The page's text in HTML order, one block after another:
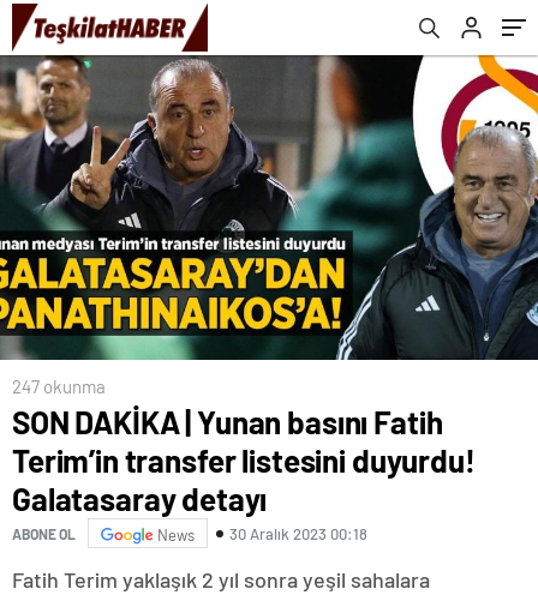
detayı
247 okunma
SON DAKİKA | Yunan basını Fatih
Terim’in transfer listesini duyurdu!
Galatasaray detayı
ABONE OL News 30 Aralık 2023 00:18
Fatih Terim yaklaşık 2 yıl sonra yeşil sahalara
görüşürsek anlaşırız’